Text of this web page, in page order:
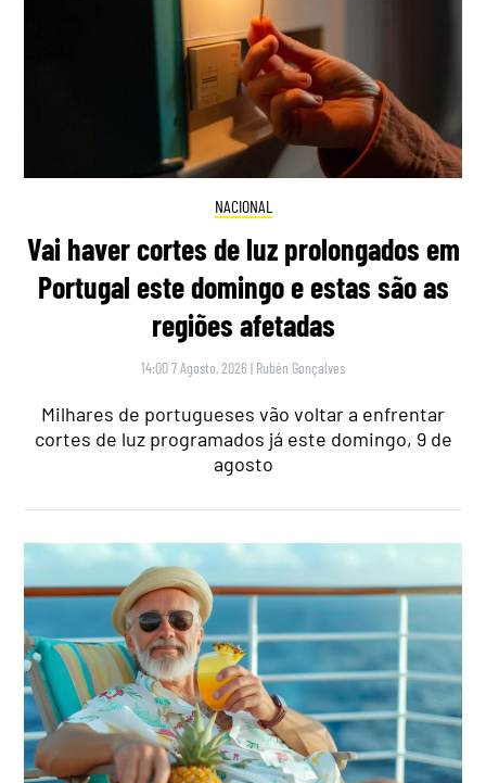
NACIONAL
Vai haver cortes de luz prolongados em
Portugal este domingo e estas são as
regiões afetadas
14:00 7 Agosto, 2026 | Rubén Gonçalves
Milhares de portugueses vão voltar a enfrentar
cortes de luz programados já este domingo, 9 de
agosto